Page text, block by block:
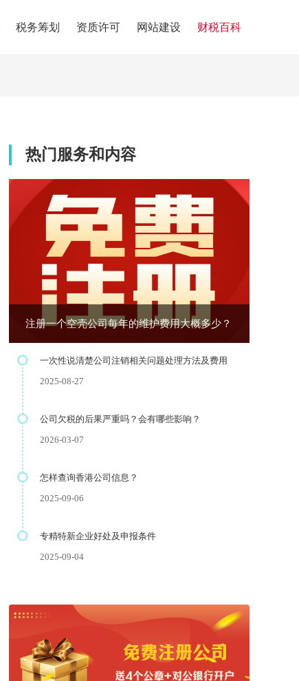
税务筹划 资质许可 网站建设 财税百科
热门服务和内容
注册一个空壳公司每年的维护费用大概多少？
一次性说清楚公司注销相关问题处理方法及费用
2025-08-27
公司欠税的后果严重吗？会有哪些影响？
2026-03-07
怎样查询香港公司信息？
2025-09-06
专精特新企业好处及申报条件
2025-09-04